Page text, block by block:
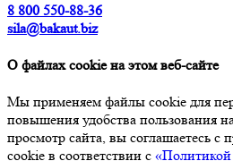
8 800 550-88-36
sila@bakaut.biz
О файлах cookie на этом веб-сайте
Мы применяем файлы cookie для
повышения удобства пользования
просмотр сайта, вы соглашаетесь
cookie в соответствии с